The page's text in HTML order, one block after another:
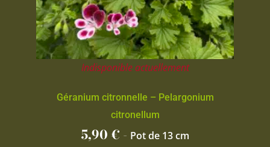
Indisponible actuellement
Géranium citronnelle – Pelargonium
citronellum
5,90€ - Pot de 13 cm